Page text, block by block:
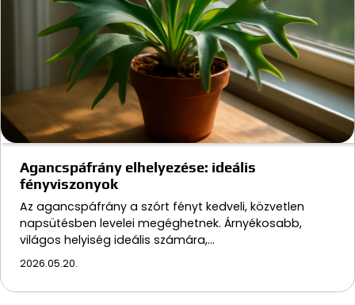
Agancspáfrány elhelyezése: ideális
fényviszonyok
Az agancspáfrány a szórt fényt kedveli, közvetlen
napsütésben levelei megéghetnek. Árnyékosabb,
világos helyiség ideális számára,…
2026.05.20.